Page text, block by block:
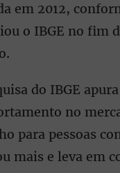
em 2012,
o IBGE no fim
do IBGE
no
para pessoas
mais e leva em